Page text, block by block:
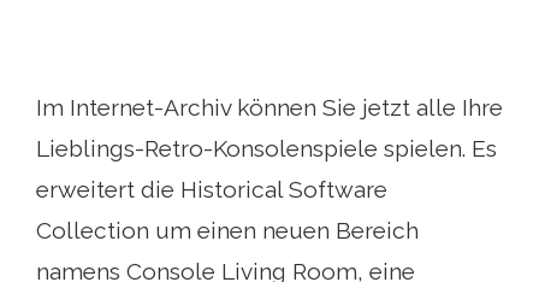
Im Internet-Archiv können Sie jetzt alle Ihre
Lieblings-Retro-Konsolenspiele spielen. Es
erweitert die Historical Software
Collection um einen neuen Bereich
namens Console Living Room, eine